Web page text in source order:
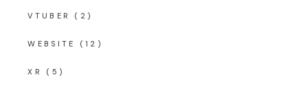
VTUBER (2)
WEBSITE (12)
XR (5)